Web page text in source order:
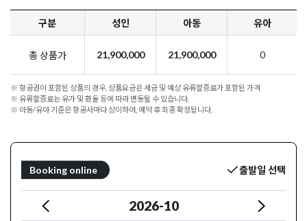
구분 성인 아동 유아
총 상품가 21,900,000 21,900,000 0
※ 항공권이 포함된 상품의 경우, 상품요금은 세금 및 예상 유류할증료가 포함된 가격
※ 유류할증료는 유가 및 환율 등에 따라 변동될 수 있습니다.
※ 아동/유아 기준은 항공사마다 상이하여, 예약 후 최종 확정됩니다.
Booking online 출발일 선택
2026-10